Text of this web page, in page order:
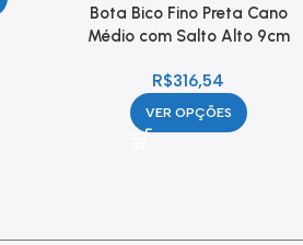
Bota Bico Fino Preta Cano
Médio com Salto Alto 9cm
R$316,54
VER OPÇÕES